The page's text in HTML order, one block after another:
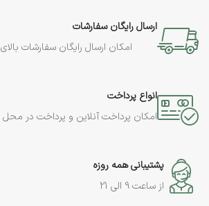
ارسال رایگان سفارشات
امکان ارسال رایگان سفارشات بالای 10 میلیون تومان
انواع پرداخت
امکان پرداخت آنلاین و پرداخت در محل
پشتیبانی همه روزه
از ساعت 9 الی 21